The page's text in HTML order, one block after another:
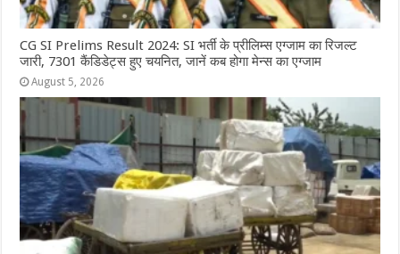
CG SI Prelims Result 2024: SI भर्ती के प्रीलिम्स एग्जाम का रिजल्ट
जारी, 7301 कैंडिडेट्स हुए चयनित, जानें कब होगा मेन्स का एग्जाम
August 5, 2026